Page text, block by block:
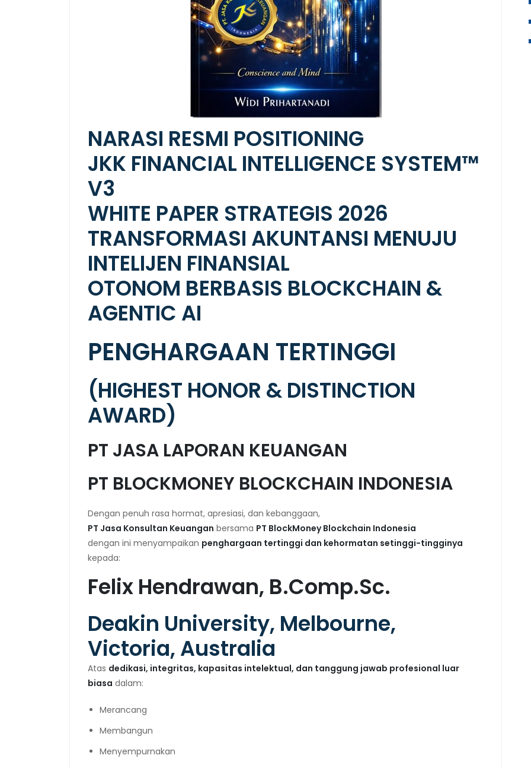
NARASI RESMI POSITIONING
JKK FINANCIAL INTELLIGENCE SYSTEM™
V3
WHITE PAPER STRATEGIS 2026
TRANSFORMASI AKUNTANSI MENUJU
INTELIJEN FINANSIAL
OTONOM BERBASIS BLOCKCHAIN &
AGENTIC AI
PENGHARGAAN TERTINGGI
(HIGHEST HONOR & DISTINCTION
AWARD)
PT JASA LAPORAN KEUANGAN
PT BLOCKMONEY BLOCKCHAIN INDONESIA
Dengan penuh rasa hormat, apresiasi, dan kebanggaan,
PT Jasa Konsultan Keuangan bersama PT BlockMoney Blockchain Indonesia
dengan ini menyampaikan penghargaan tertinggi dan kehormatan setinggi-tingginya
kepada:
Felix Hendrawan, B.Comp.Sc.
Deakin University, Melbourne,
Victoria, Australia
Atas dedikasi, integritas, kapasitas intelektual, dan tanggung jawab profesional luar
biasa dalam:
Merancang
Membangun
Menyempurnakan